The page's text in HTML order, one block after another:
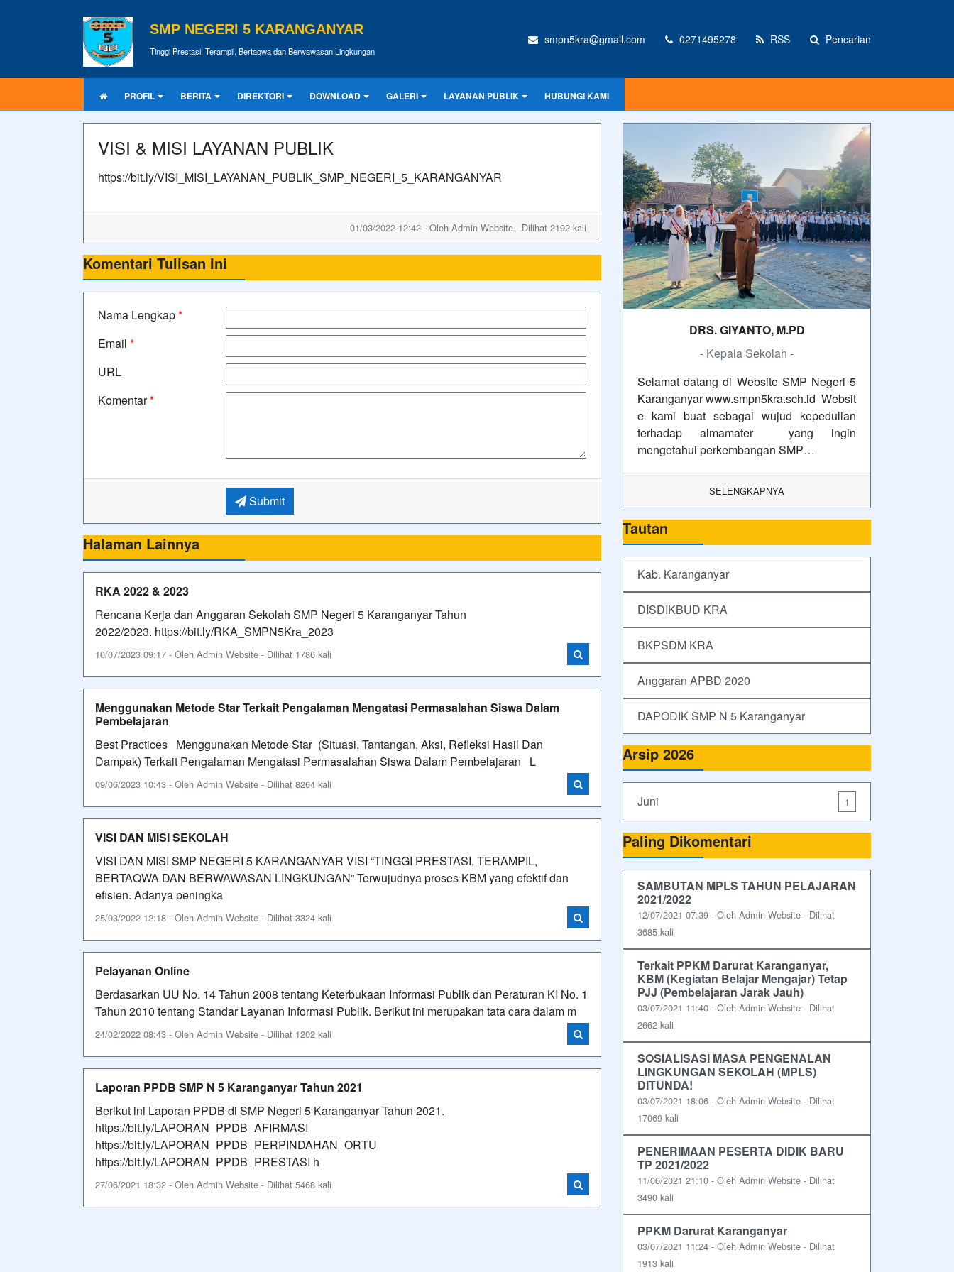
SMP NEGERI 5 KARANGANYAR
Tinggi Prestasi, Terampil, Bertaqwa dan Berwawasan Lingkungan
smpn5kra@gmail.com 0271495278 RSS Pencarian
PROFIL BERITA DIREKTORI DOWNLOAD GALERI LAYANAN PUBLIK HUBUNGI KAMI
VISI & MISI LAYANAN PUBLIK
https://bit.ly/VISI_MISI_LAYANAN_PUBLIK_SMP_NEGERI_5_KARANGANYAR
01/03/2022 12:42 - Oleh Admin Website - Dilihat 2192 kali
Komentari Tulisan Ini
Nama Lengkap*
Email *
URL
Komentar*
Submit
Halaman Lainnya
RKA 2022 & 2023
Rencana Kerja dan Anggaran Sekolah SMP Negeri 5 Karanganyar Tahun
2022/2023. https://bit.ly/RKA_SMPN5Kra_2023
10/07/2023 09:17 - Oleh Admin Website - Dilihat 1786 kali
Menggunakan Metode Star Terkait Pengalaman Mengatasi Permasalahan Siswa Dalam
Pembelajaran
Best Practices Menggunakan Metode Star (Situasi, Tantangan, Aksi, Refleksi Hasil Dan
Dampak) Terkait Pengalaman Mengatasi Permasalahan Siswa Dalam Pembelajaran L
09/06/2023 10:43 - Oleh Admin Website - Dilihat 8264 kali
VISI DAN MISI SEKOLAH
VISI DAN MISI SMP NEGERI 5 KARANGANYAR VISI “TINGGI PRESTASI, TERAMPIL,
BERTAQWA DAN BERWAWASAN LINGKUNGAN” Terwujudnya proses KBM yang efektif dan
efisien. Adanya peningka
25/03/2022 12:18 - Oleh Admin Website - Dilihat 3324 kali
Pelayanan Online
Berdasarkan UU No. 14 Tahun 2008 tentang Keterbukaan Informasi Publik dan Peraturan KI No. 1
Tahun 2010 tentang Standar Layanan Informasi Publik. Berikut ini merupakan tata cara dalam m
24/02/2022 08:43 - Oleh Admin Website - Dilihat 1202 kali
Laporan PPDB SMP N 5 Karanganyar Tahun 2021
Berikut ini Laporan PPDB di SMP Negeri 5 Karanganyar Tahun 2021.
https://bit.ly/LAPORAN_PPDB_AFIRMASI
https://bit.ly/LAPORAN_PPDB_PERPINDAHAN_ORTU
https://bit.ly/LAPORAN_PPDB_PRESTASI h
27/06/2021 18:32 - Oleh Admin Website - Dilihat 5468 kali
DRS. GIYANTO, M.PD
- Kepala Sekolah -
Selamat datang di Website SMP Negeri 5
Karanganyar www.smpn5kra.sch.id Websit
e kami buat sebagai wujud kepedulian
terhadap almamater yang ingin
mengetahui perkembangan SMP…
SELENGKAPNYA
Tautan
Kab. Karanganyar
DISDIKBUD KRA
BKPSDM KRA
Anggaran APBD 2020
DAPODIK SMP N 5 Karanganyar
Arsip 2026
Juni 1
Paling Dikomentari
SAMBUTAN MPLS TAHUN PELAJARAN
2021/2022
12/07/2021 07:39 - Oleh Admin Website - Dilihat
3685 kali
Terkait PPKM Darurat Karanganyar,
KBM (Kegiatan Belajar Mengajar) Tetap
PJJ (Pembelajaran Jarak Jauh)
03/07/2021 11:40 - Oleh Admin Website - Dilihat
2662 kali
SOSIALISASI MASA PENGENALAN
LINGKUNGAN SEKOLAH (MPLS)
DITUNDA!
03/07/2021 18:06 - Oleh Admin Website - Dilihat
17069 kali
PENERIMAAN PESERTA DIDIK BARU
TP 2021/2022
11/06/2021 21:10 - Oleh Admin Website - Dilihat
3490 kali
PPKM Darurat Karanganyar
03/07/2021 11:24 - Oleh Admin Website - Dilihat
1913 kali